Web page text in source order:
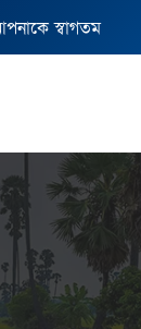
স্বাগতম